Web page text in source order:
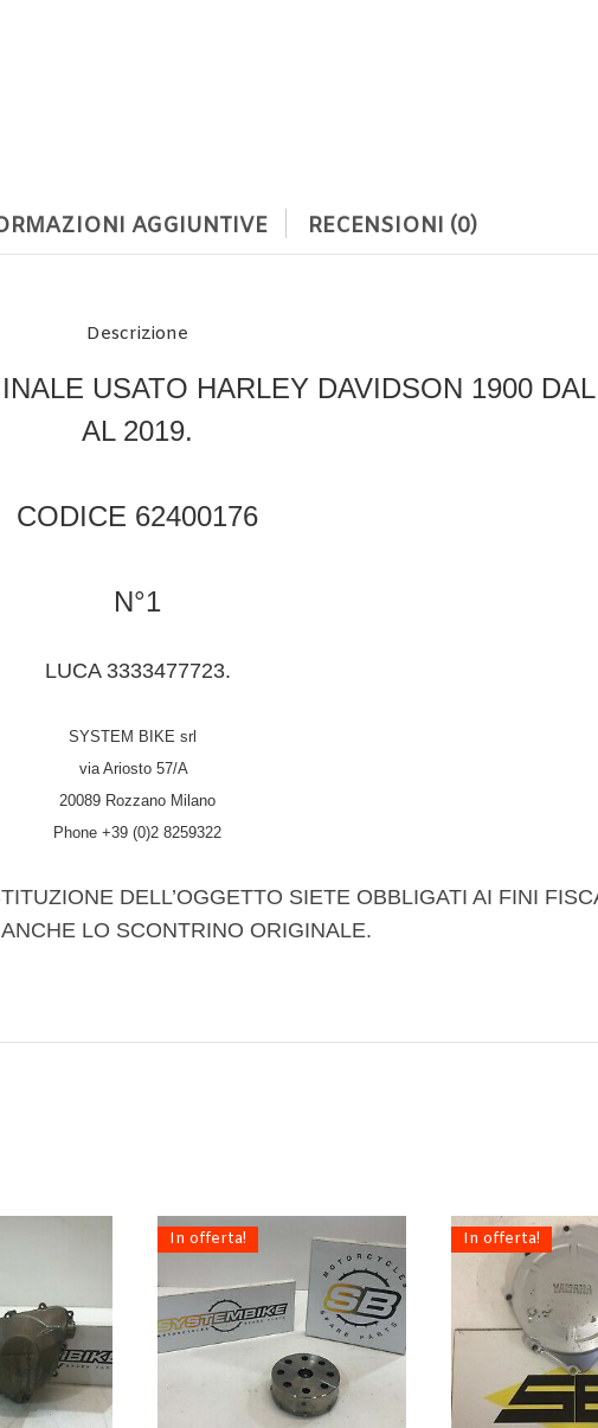
AGGIUNTIVE RECENSIONI (0)
Descrizione
USATO HARLEY DAVIDSON 1900
AL 2019.
CODICE 62400176
N°1
LUCA 3333477723.
SYSTEM BIKE srl
via Ariosto 57/A
20089 Rozzano Milano
Phone +39 (0)2 8259322
DELL’OGGETTO SIETE OBBLIGATI AI FINI
LO SCONTRINO ORIGINALE.
In offerta! In offerta!